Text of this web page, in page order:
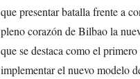
que presentar batalla frente a
pleno corazón de Bilbao la
que se destaca como el
implementar el nuevo modelo